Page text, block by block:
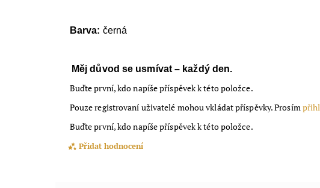
Barva: černá
Měj důvod se usmívat – každý den.
Buďte první, kdo napíše příspěvek k této položce.
Pouze registrovaní uživatelé mohou vkládat příspěvky. Prosím
Buďte první, kdo napíše příspěvek k této položce.
Přidat hodnocení